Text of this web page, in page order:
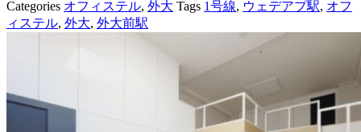
Categories オフィステル, 外大 Tags 1号線, ウェデアプ駅, オフ
ィステル, 外大, 外大前駅